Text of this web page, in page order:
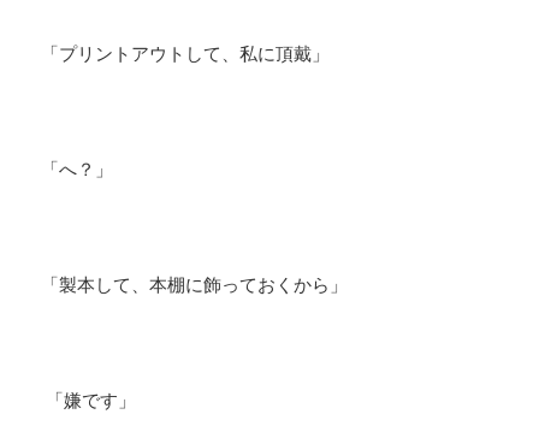
「プリントアウトして、私に頂戴」
「へ？」
「製本して、本棚に飾っておくから」
「嫌です」